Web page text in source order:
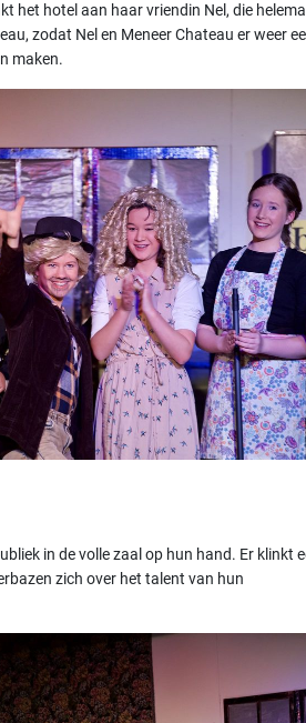
het hotel aan haar vriendin Nel, die
zodat Nel en Meneer Chateau er weer
maken.
in de volle zaal op hun hand. Er klinkt
zich over het talent van hun